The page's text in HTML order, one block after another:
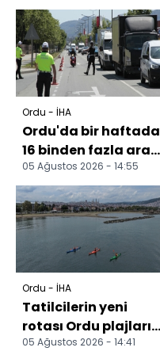
Ordu - İHA
Ordu'da bir haftada
16 binden fazla araç
ve sürücüsü
denetlendi
05 Ağustos 2026 - 14:55
Ordu - İHA
Tatilcilerin yeni
rotası Ordu plajları
Ordu'nun ücretsiz ve
05 Ağustos 2026 - 14:41